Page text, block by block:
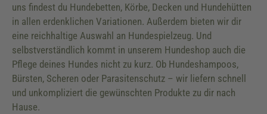
uns findest du Hundebetten, Körbe, Decken und Hundehütten
in allen erdenklichen Variationen. Außerdem bieten wir dir
eine reichhaltige Auswahl an Hundespielzeug. Und
selbstverständlich kommt in unserem Hundeshop auch die
Pflege deines Hundes nicht zu kurz. Ob Hundeshampoos,
Bürsten, Scheren oder Parasitenschutz – wir liefern schnell
und unkompliziert die gewünschten Produkte zu dir nach
Hause.